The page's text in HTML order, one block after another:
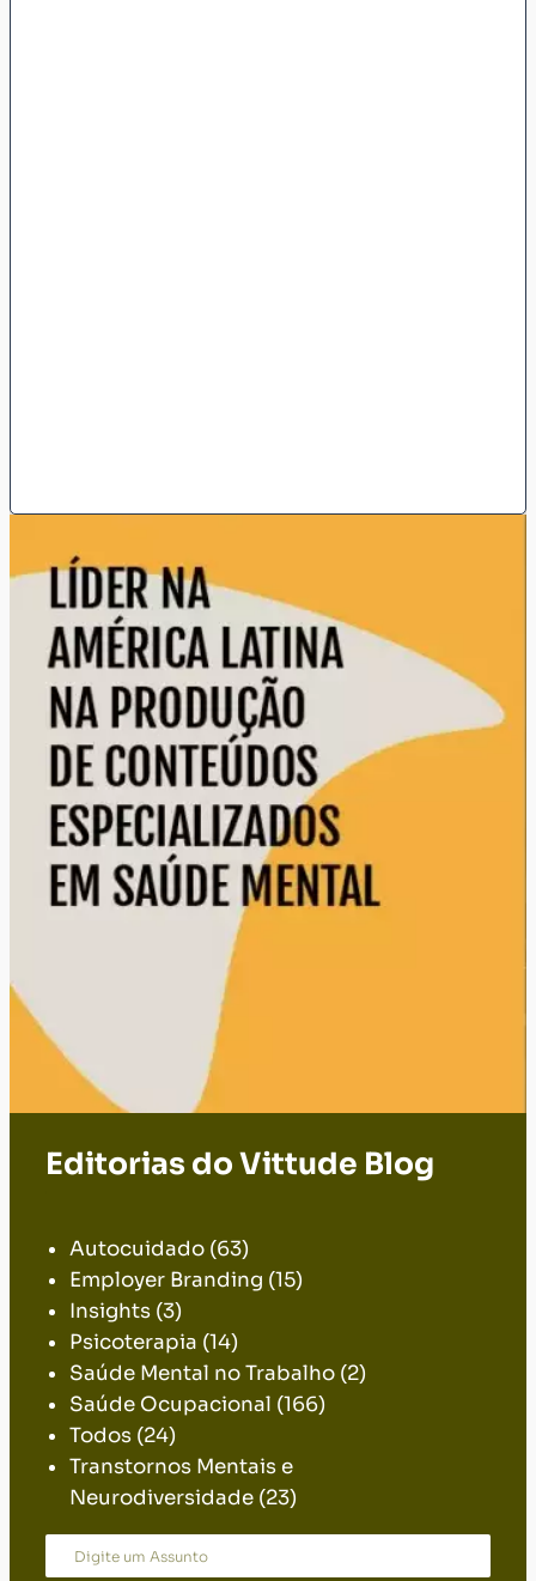
Editorias do Vittude Blog
Autocuidado (63)
Employer Branding (15)
Insights (3)
Psicoterapia (14)
Saúde Mental no Trabalho (2)
Saúde Ocupacional (166)
Todos (24)
Transtornos Mentais e
Neurodiversidade (23)